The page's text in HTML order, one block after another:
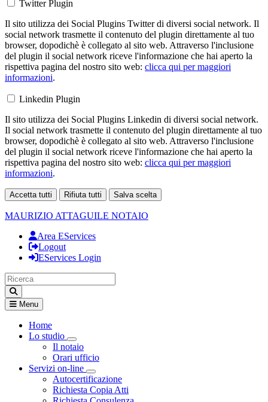
Twitter Plugin
Il sito utilizza dei Social Plugins Twitter di diversi social network. Il
social network trasmette il contenuto del plugin direttamente al tuo
browser, dopodichè è collegato al sito web. Attraverso l'inclusione
del plugin il social network riceve l'informazione che hai aperto la
rispettiva pagina del nostro sito web: clicca qui per maggiori
informazioni.
Linkedin Plugin
Il sito utilizza dei Social Plugins Linkedin di diversi social network.
Il social network trasmette il contenuto del plugin direttamente al tuo
browser, dopodichè è collegato al sito web. Attraverso l'inclusione
del plugin il social network riceve l'informazione che hai aperto la
rispettiva pagina del nostro sito web: clicca qui per maggiori
informazioni.
Accetta tutti Rifiuta tutti Salva scelta
MAURIZIO ATTAGUILE NOTAIO
Area EServices
Logout
EServices Login
Menu
Home
Lo studio
Visualizza menù di secondo livello
Il notaio
Orari ufficio
Servizi on-line
Visualizza menù di secondo livello
Autocertificazione
Richiesta Copia Atti